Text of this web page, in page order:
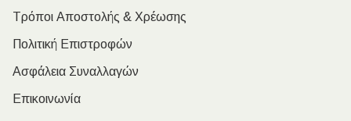
Τρόποι Αποστολής & Χρέωσης
Πολιτική Επιστροφών
Ασφάλεια Συναλλαγών
Επικοινωνία